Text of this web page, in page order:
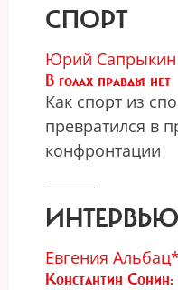
СПОРТ
Юрий Сапрыкин
В голах правды нет
Как спорт из
превратился в
конфронтации
ИНТЕРВЬЮ
Евгения Альбац*
Константин Сонин: